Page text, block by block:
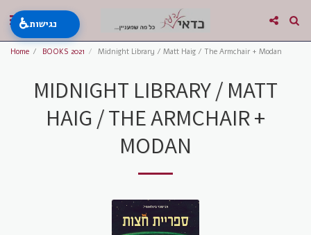
Home BOOKS 2021 Midnight Library / Matt Haig / The Armchair + Modan
MIDNIGHT LIBRARY / MATT
HAIG / THE ARMCHAIR +
MODAN
♿נגישות